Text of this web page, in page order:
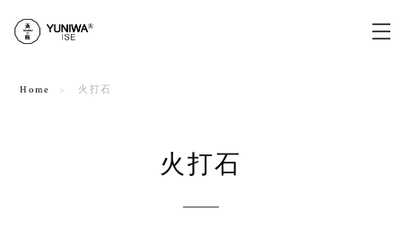
Home 火打石
火打石